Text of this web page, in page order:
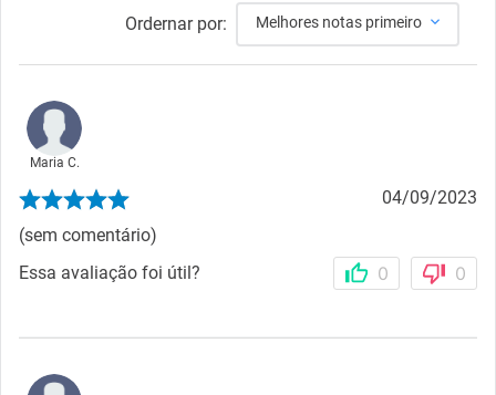
Ordernar por: Melhores notas primeiro
Maria C.
04/09/2023
(sem comentário)
Essa avaliação foi útil?
0 0